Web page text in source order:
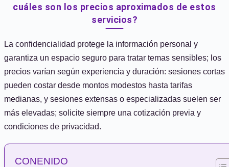
cuáles son los precios aproximados de estos
servicios?
La confidencialidad protege la información personal y
garantiza un espacio seguro para tratar temas sensibles; los
precios varían según experiencia y duración: sesiones cortas
pueden costar desde montos modestos hasta tarifas
medianas, y sesiones extensas o especializadas suelen ser
más elevadas; solicite siempre una cotización previa y
condiciones de privacidad.
CONENIDO